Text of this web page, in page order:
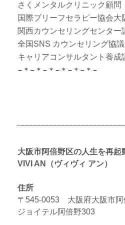
さくメンタルクリニック顧問
国際ブリーフセラピー協会大
関西カウンセリングセンター
全国SNS カウンセリング協
キャリアコンサルタント養成
−＊−＊−＊−＊−＊−＊−
大阪市阿倍野区の人生を再起
VIVI AN（ヴィヴィ アン）
住所
〒545-0053 大阪府大阪市阿
ジョイテル阿倍野303